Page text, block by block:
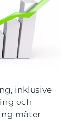
inklusive
och
mäter